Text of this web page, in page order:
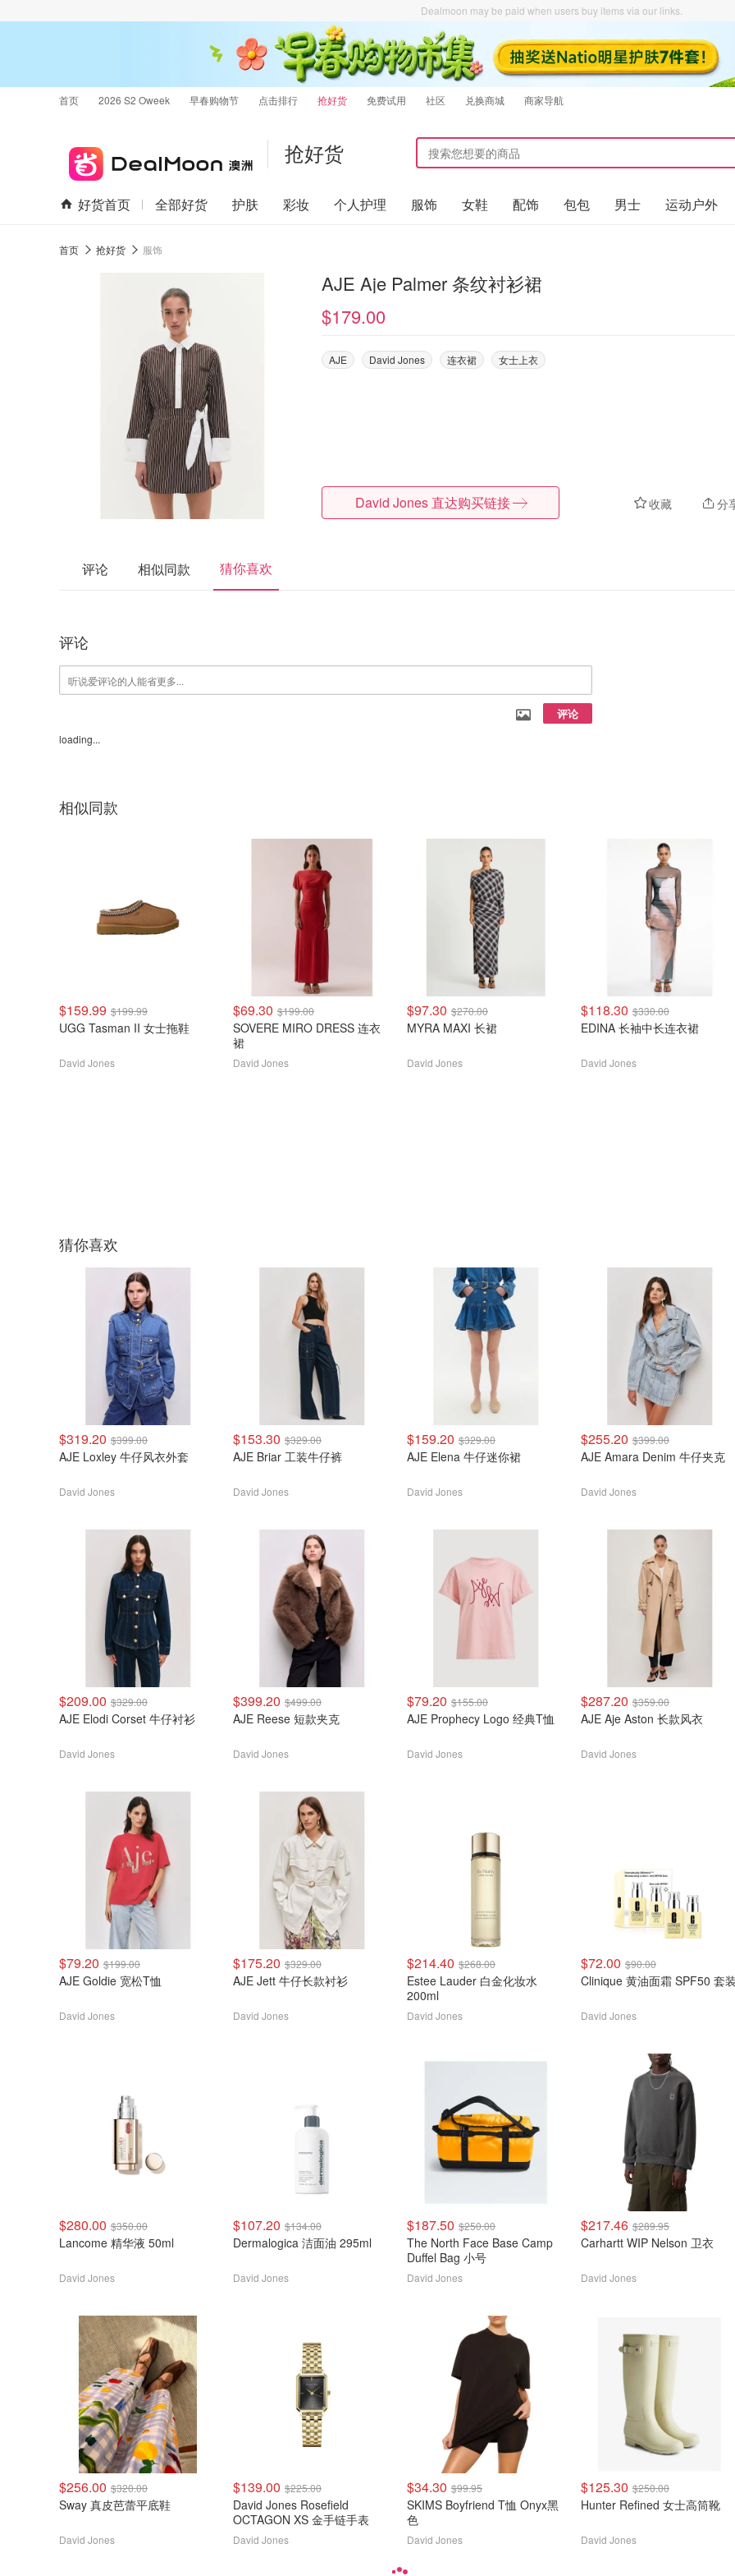
Dealmoon may be paid when users buy items via our links.
首页 2026 S2 Oweek 早春购物节 点击排行 抢好货 免费试用 社区 兑换商城 商家导航
抢好货
好货首页 全部好货 护肤 彩妆 个人护理 服饰 女鞋 配饰 包包 男士 运动户外
首页 抢好货 服饰
AJE Aje Palmer 条纹衬衫裙
$179.00
AJE David Jones 连衣裙 女士上衣
收藏 分
David Jones 直达购买链接
评论 相似同款 猜你喜欢
评论
评论
loading...
相似同款
$159.99 $199.99
UGG Tasman II 女士拖鞋
David Jones
$69.30 $199.00
SOVERE MIRO DRESS 连衣
裙
David Jones
$97.30 $270.00
MYRA MAXI 长裙
David Jones
$118.30 $330.00
EDINA 长袖中长连衣裙
David Jones
猜你喜欢
$319.20 $399.00
AJE Loxley 牛仔风衣外套
David Jones
$153.30 $329.00
AJE Briar 工装牛仔裤
David Jones
$159.20 $329.00
AJE Elena 牛仔迷你裙
David Jones
$255.20 $399.00
AJE Amara Denim 牛仔夹克
David Jones
$209.00 $329.00
AJE Elodi Corset 牛仔衬衫
David Jones
$399.20 $499.00
AJE Reese 短款夹克
David Jones
$79.20 $155.00
AJE Prophecy Logo 经典T恤
David Jones
$287.20 $359.00
AJE Aje Aston 长款风衣
David Jones
$79.20 $199.00
AJE Goldie 宽松T恤
David Jones
$175.20 $329.00
AJE Jett 牛仔长款衬衫
David Jones
$214.40 $268.00
Estee Lauder 白金化妆水
200ml
David Jones
$72.00 $90.00
Clinique 黄油面霜 SPF50 套
David Jones
$280.00 $350.00
Lancome 精华液 50ml
David Jones
$107.20 $134.00
Dermalogica 洁面油 295ml
David Jones
$187.50 $250.00
The North Face Base Camp
Duffel Bag 小号
David Jones
$217.46 $289.95
Carhartt WIP Nelson 卫衣
David Jones
$256.00 $320.00
Sway 真皮芭蕾平底鞋
David Jones
$139.00 $225.00
David Jones Rosefield
OCTAGON XS 金手链手表
David Jones
$34.30 $99.95
SKIMS Boyfriend T恤 Onyx黑
色
David Jones
$125.30 $250.00
Hunter Refined 女士高筒靴
David Jones